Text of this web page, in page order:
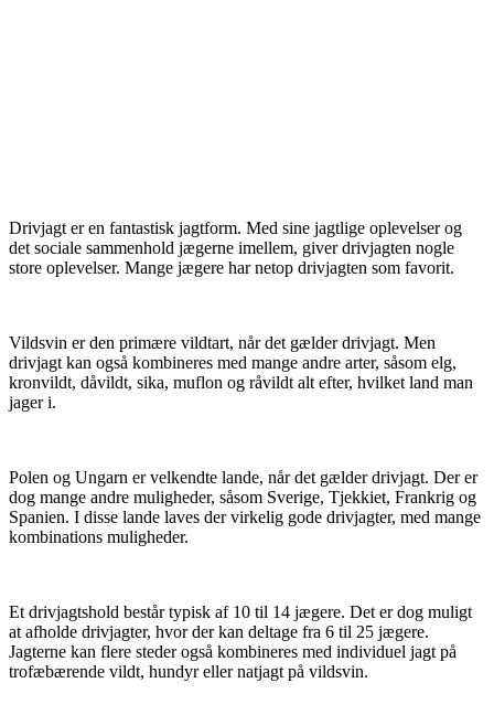
Drivjagt er en fantastisk jagtform. Med sine jagtlige oplevelser og
det sociale sammenhold jægerne imellem, giver drivjagten nogle
store oplevelser. Mange jægere har netop drivjagten som favorit.
Vildsvin er den primære vildtart, når det gælder drivjagt. Men
drivjagt kan også kombineres med mange andre arter, såsom elg,
kronvildt, dåvildt, sika, muflon og råvildt alt efter, hvilket land man
jager i.
Polen og Ungarn er velkendte lande, når det gælder drivjagt. Der er
dog mange andre muligheder, såsom Sverige, Tjekkiet, Frankrig og
Spanien. I disse lande laves der virkelig gode drivjagter, med mange
kombinations muligheder.
Et drivjagtshold består typisk af 10 til 14 jægere. Det er dog muligt
at afholde drivjagter, hvor der kan deltage fra 6 til 25 jægere.
Jagterne kan flere steder også kombineres med individuel jagt på
trofæbærende vildt, hundyr eller natjagt på vildsvin.